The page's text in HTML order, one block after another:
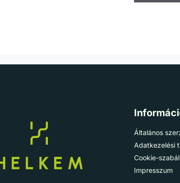
Általános
Adatkezelési
Cookie-
Impresszum